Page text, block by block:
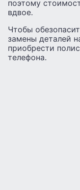
поэтому
вдвое.
Чтобы
замены деталей
приобрести
телефона.